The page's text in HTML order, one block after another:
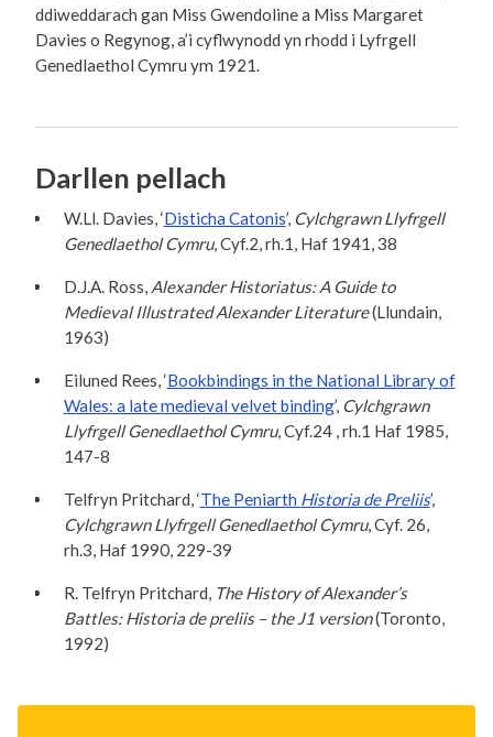
ddiweddarach gan Miss Gwendoline a Miss Margaret
Davies o Regynog, a’i cyflwynodd yn rhodd i Lyfrgell
Genedlaethol Cymru ym 1921.
Darllen pellach
W.Ll. Davies, ‘Disticha Catonis’, Cylchgrawn Llyfrgell
Genedlaethol Cymru, Cyf.2, rh.1, Haf 1941, 38
D.J.A. Ross, Alexander Historiatus: A Guide to
Medieval Illustrated Alexander Literature(Llundain,
1963)
Eiluned Rees, ‘Bookbindings in the National Library of
Wales: a late medieval velvet binding’, Cylchgrawn
Llyfrgell Genedlaethol Cymru, Cyf.24 , rh.1 Haf 1985,
147-8
Telfryn Pritchard, ‘The Peniarth Historia de Preliis’,
Cylchgrawn Llyfrgell Genedlaethol Cymru, Cyf. 26,
rh.3, Haf 1990, 229-39
R. Telfryn Pritchard, The History of Alexander’s
Battles: Historia de preliis – the J1 version(Toronto,
1992)